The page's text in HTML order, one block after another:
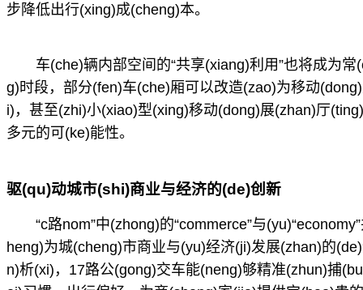
步降低出行(xing)成(cheng)本。
车(che)辆内部空间的“共享(xiang)利用”也将成为
g)时段，部分(fen)车(che)厢可以改造(zao)为移动
i)，甚至(zhi)小(xiao)型(xing)移动(dong)展(zhan)厅
多元的可(ke)能性。
驱(qu)动城市(shi)商业与经济的(de)创新
“c路nom”中(zhong)的“commerce”与
heng)为城(cheng)市商业与(yu)经济(ji)发展(zhan)的
n)析(xi)，17路公(gong)交车能(neng)够精准(zhun)捕